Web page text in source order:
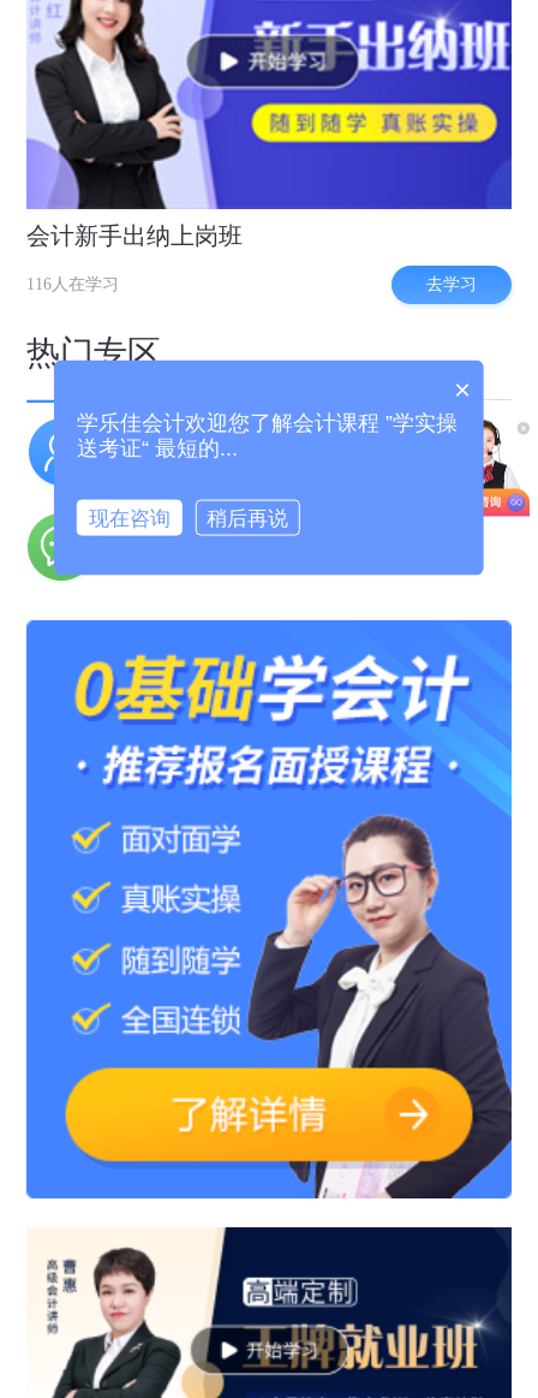
会计新手出纳上岗班
116人在学习 去学习
热门专区
实操干货 职场招聘
名师答疑
×
学乐佳会计欢迎您了解会计课程 ”学实操
送考证“ 最短的...
现在咨询 稍后再说